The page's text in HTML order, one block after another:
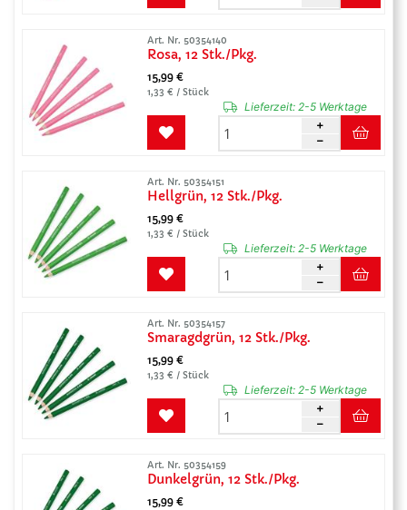
Art. Nr. 50354140
Rosa, 12 Stk./Pkg.
15,99 €
1,33 € / Stück
Lieferzeit:2-5 Werktage
Art. Nr. 50354151
Hellgrün, 12 Stk./Pkg.
15,99 €
1,33 € / Stück
Lieferzeit:2-5 Werktage
Art. Nr. 50354157
Smaragdgrün, 12 Stk./Pkg.
15,99 €
1,33 € / Stück
Lieferzeit:2-5 Werktage
Art. Nr. 50354159
Dunkelgrün, 12 Stk./Pkg.
15,99 €